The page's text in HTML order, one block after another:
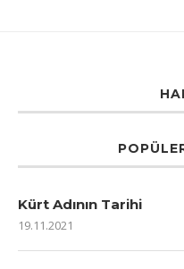
Kürt Adının Tarihi
19.11.2021